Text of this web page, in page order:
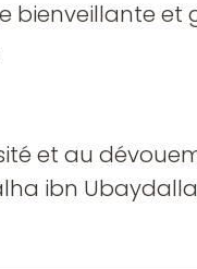
bienveillante et
et au
ibn